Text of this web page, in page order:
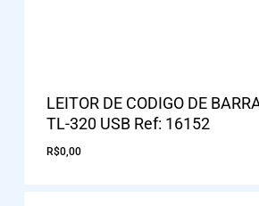
LEITOR DE CODIGO DE
TL-320 USB Ref: 16152
R$0,00